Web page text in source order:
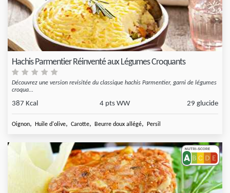
Hachis Parmentier Réinventé aux Légumes Croquants
Découvrez une version revisitée du classique hachis Parmentier, garni de légumes
croqua...
387 Kcal 4 pts WW 29 glucide
Oignon, Huile d'olive, Carotte, Beurre doux allégé, Persil